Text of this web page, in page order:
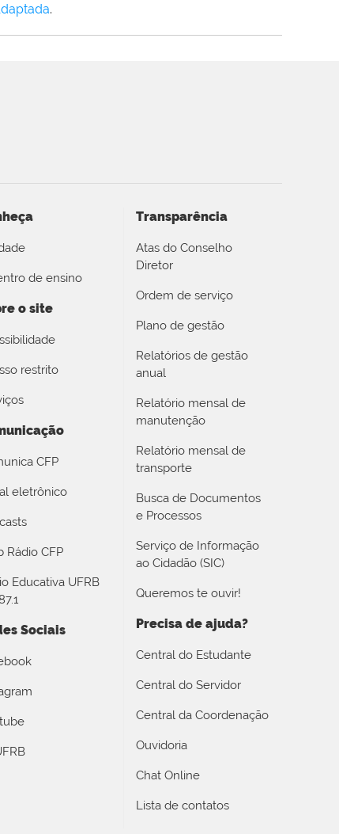
.
de ensino
o site
restrito
CFP
eletrônico
Rádio CFP
Educativa UFRB
Sociais
Transparência
Atas do Conselho
Diretor
Ordem de serviço
Plano de gestão
Relatórios de gestão
anual
Relatório mensal de
manutenção
Relatório mensal de
transporte
Busca de Documentos
e Processos
Serviço de Informação
ao Cidadão (SIC)
Queremos te ouvir!
Precisa de ajuda?
Central do Estudante
Central do Servidor
Central da Coordenação
Ouvidoria
Chat Online
Lista de contatos